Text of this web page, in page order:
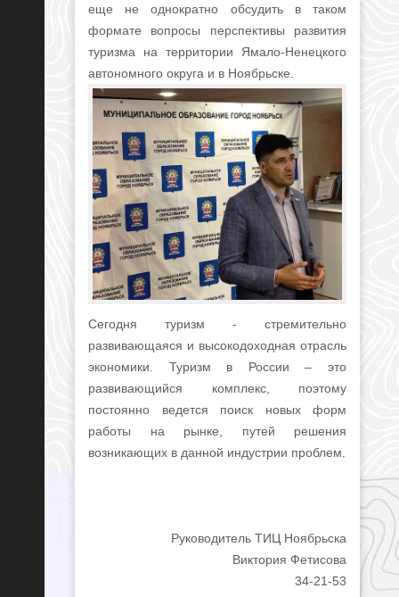
еще не однократно обсудить в таком
формате вопросы перспективы развития
туризма на территории Ямало-Ненецкого
автономного округа и в Ноябрьске.
Сегодня туризм - стремительно
развивающаяся и высокодоходная отрасль
экономики. Туризм в России – это
развивающийся комплекс, поэтому
постоянно ведется поиск новых форм
работы на рынке, путей решения
возникающих в данной индустрии проблем.
Руководитель ТИЦ Ноябрьска
Виктория Фетисова
34-21-53